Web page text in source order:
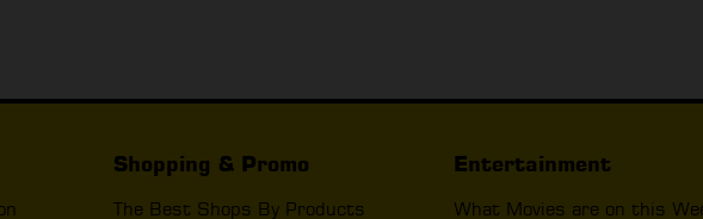
Shopping & Promo
The Best Shops By Products
Entertainment
What Movies are on this